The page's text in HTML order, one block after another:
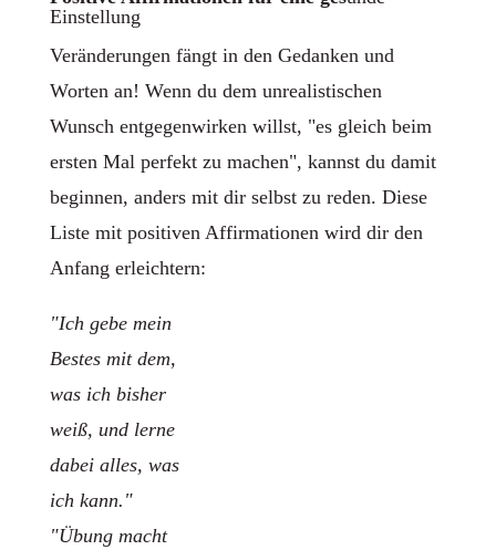
Einstellung
Veränderungen fängt in den Gedanken und
Worten an! Wenn du dem unrealistischen
Wunsch entgegenwirken willst, "es gleich beim
ersten Mal perfekt zu machen", kannst du damit
beginnen, anders mit dir selbst zu reden. Diese
Liste mit positiven Affirmationen wird dir den
Anfang erleichtern:
"Ich gebe mein
Bestes mit dem,
was ich bisher
weiß, und lerne
dabei alles, was
ich kann."
"Übung macht